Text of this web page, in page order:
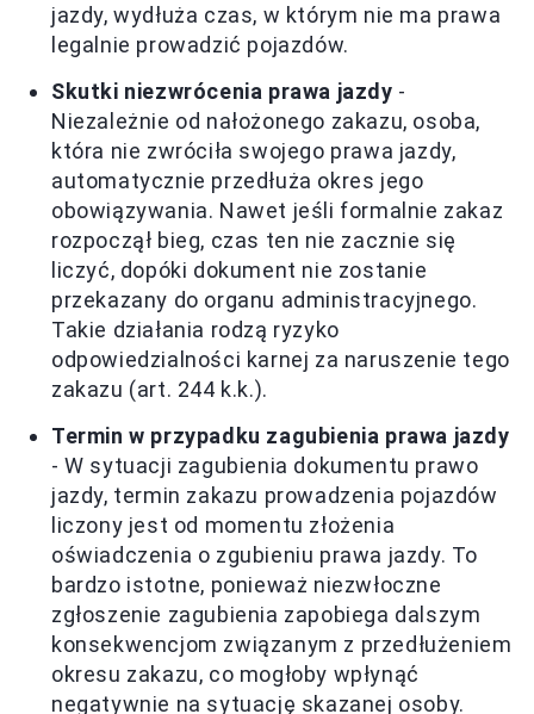
jazdy, wydłuża czas, w którym nie ma prawa
legalnie prowadzić pojazdów.
Skutki niezwrócenia prawa jazdy -
Niezależnie od nałożonego zakazu, osoba,
która nie zwróciła swojego prawa jazdy,
automatycznie przedłuża okres jego
obowiązywania. Nawet jeśli formalnie zakaz
rozpoczął bieg, czas ten nie zacznie się
liczyć, dopóki dokument nie zostanie
przekazany do organu administracyjnego.
Takie działania rodzą ryzyko
odpowiedzialności karnej za naruszenie tego
zakazu (art. 244 k.k.).
Termin w przypadku zagubienia prawa jazdy
- W sytuacji zagubienia dokumentu prawo
jazdy, termin zakazu prowadzenia pojazdów
liczony jest od momentu złożenia
oświadczenia o zgubieniu prawa jazdy. To
bardzo istotne, ponieważ niezwłoczne
zgłoszenie zagubienia zapobiega dalszym
konsekwencjom związanym z przedłużeniem
okresu zakazu, co mogłoby wpłynąć
negatywnie na sytuację skazanej osoby.